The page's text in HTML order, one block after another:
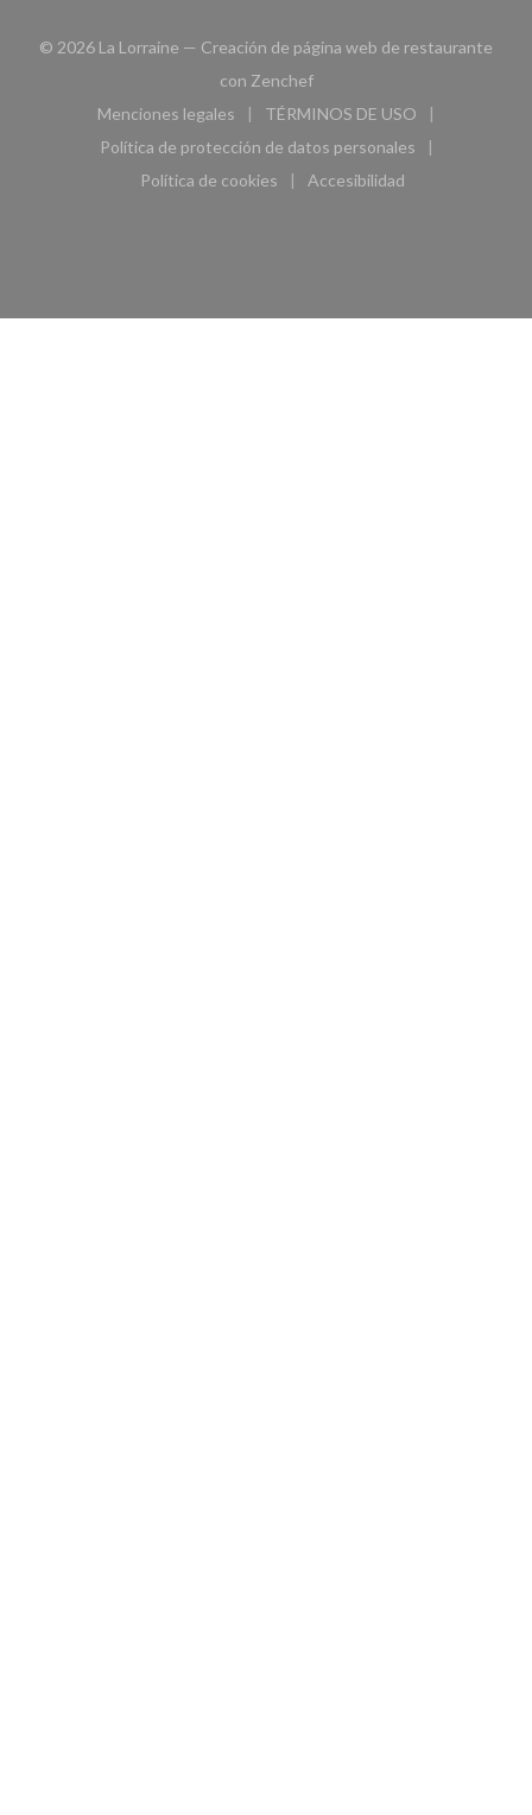
© 2026 La Lorraine — Creación de página web de restaurante
con Zenchef((abre en una nueva ventana))
Menciones legales
((abre en una nueva ventana))
TÉRMINOS DE USO
((abre en una nueva
Política de protección de datos personales
((abre en una nueva ventana))
Política de cookies
((abre en una nueva ventana))
Accesibilidad